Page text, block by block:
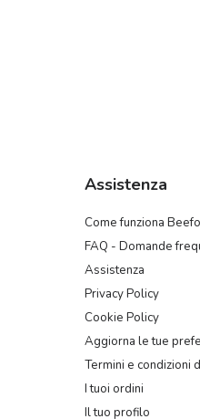
Assistenza
Come funziona
FAQ - Domande
Assistenza
Privacy Policy
Cookie Policy
Aggiorna le tue
Termini e condizioni
I tuoi ordini
Il tuo profilo